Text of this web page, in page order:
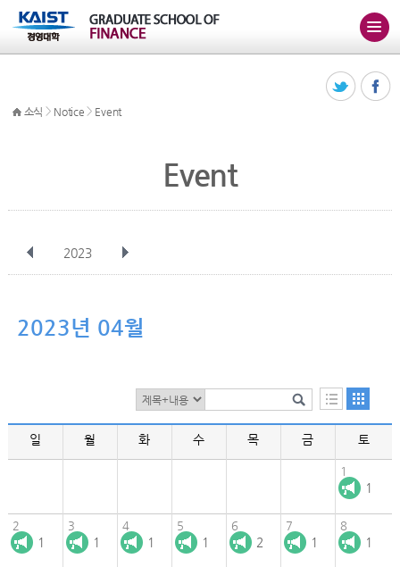
소식 > Notice > Event
Event
2023
12월
2023년 04월
일 월 화 수 목 금 토
1
1
2
1
3
1
4
1
5
1
6
2
7
1
8
1